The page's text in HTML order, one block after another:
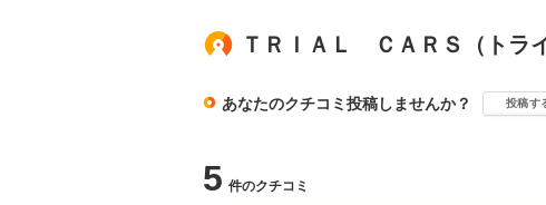
ＴＲＩＡＬ ＣＡＲＳ（トラ
あなたのクチコミ投稿しませんか？ 投稿す
5 件のクチコミ